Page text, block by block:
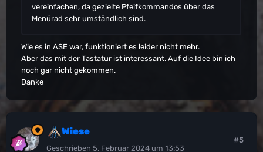
vereinfachen, da gezielte Pfeifkommandos über das
Menürad sehr umständlich sind.
Wie es in ASE war, funktioniert es leider nicht mehr.
Aber das mit der Tastatur ist interessant. Auf die Idee bin ich
noch gar nicht gekommen.
Danke
Wiese
Geschrieben 5. Februar 2024 um 13:53
#5